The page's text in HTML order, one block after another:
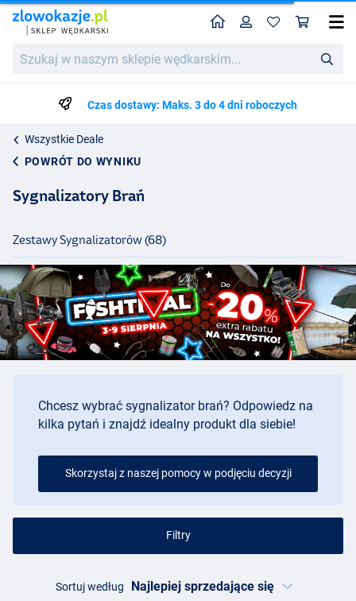
w
wędkarskim...
HomeProfil
Czas dostawy: Maks. 3 do 4 dni roboczych
Wszystkie Deale
POWRÓT DO WYNIKU
Sygnalizatory Brań
Zestawy Sygnalizatorów (68)
Chcesz wybrać sygnalizator brań? Odpowiedz na
kilka pytań i znajdź idealny produkt dla siebie!
Skorzystaj z naszej pomocy w podjęciu decyzji
Filtry
Sortuj według